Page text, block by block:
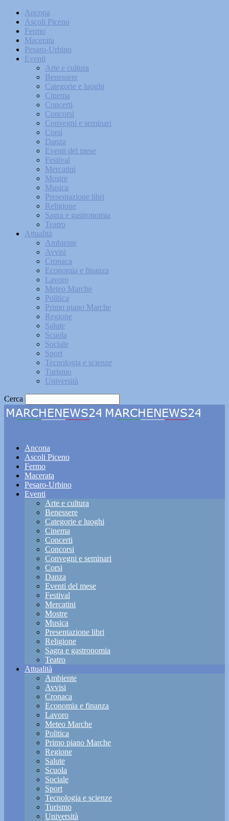
Ancona
Ascoli Piceno
Fermo
Macerata
Pesaro-Urbino
Eventi
Arte e cultura
Benessere
Categorie e luoghi
Cinema
Concerti
Concorsi
Convegni e seminari
Corsi
Danza
Eventi del mese
Festival
Mercatini
Mostre
Musica
Presentazione libri
Religione
Sagra e gastronomia
Teatro
Attualità
Ambiente
Avvisi
Cronaca
Economia e finanza
Lavoro
Meteo Marche
Politica
Primo piano Marche
Regione
Salute
Scuola
Sociale
Sport
Tecnologia e scienze
Turismo
Università
Cerca
Ancona
Ascoli Piceno
Fermo
Macerata
Pesaro-Urbino
Eventi
Arte e cultura
Benessere
Categorie e luoghi
Cinema
Concerti
Concorsi
Convegni e seminari
Corsi
Danza
Eventi del mese
Festival
Mercatini
Mostre
Musica
Presentazione libri
Religione
Sagra e gastronomia
Teatro
Attualità
Ambiente
Avvisi
Cronaca
Economia e finanza
Lavoro
Meteo Marche
Politica
Primo piano Marche
Regione
Salute
Scuola
Sociale
Sport
Tecnologia e scienze
Turismo
Università